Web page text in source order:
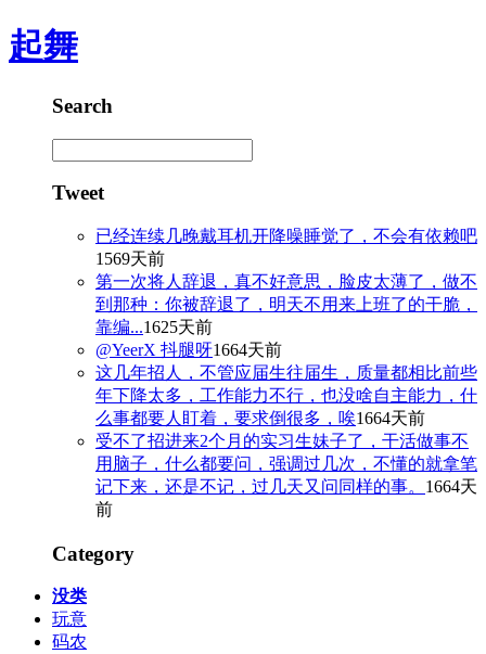
起舞
Search
Tweet
已经连续几晚戴耳机开降噪睡觉了，不会有依赖吧
1569天前
第一次将人辞退，真不好意思，脸皮太薄了，做不
到那种：你被辞退了，明天不用来上班了的干脆，
靠编...1625天前
@YeerX 抖腿呀1664天前
这几年招人，不管应届生往届生，质量都相比前些
年下降太多，工作能力不行，也没啥自主能力，什
么事都要人盯着，要求倒很多，唉1664天前
受不了招进来2个月的实习生妹子了，干活做事不
用脑子，什么都要问，强调过几次，不懂的就拿笔
记下来，还是不记，过几天又问同样的事。 1664天
前
Category
没类
玩意
码农